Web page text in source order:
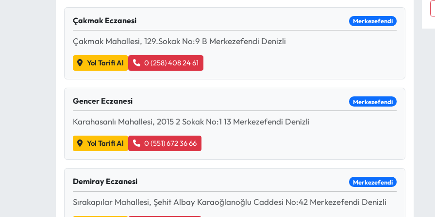
Çakmak Eczanesi Merkezefendi
Çakmak Mahallesi, 129.Sokak No:9 B Merkezefendi Denizli
Yol Tarifi Al 0 (258) 408 24 61
Gencer Eczanesi Merkezefendi
Karahasanlı Mahallesi, 2015 2 Sokak No:1 13 Merkezefendi Denizli
Yol Tarifi Al 0 (551) 672 36 66
Demiray Eczanesi Merkezefendi
Sırakapılar Mahallesi, Şehit Albay Karaoğlanoğlu Caddesi No:42 Merkezefendi Denizli
Mektup Galeri
Köşe Yazıları
Spor Yazıları
Mektup Galeri